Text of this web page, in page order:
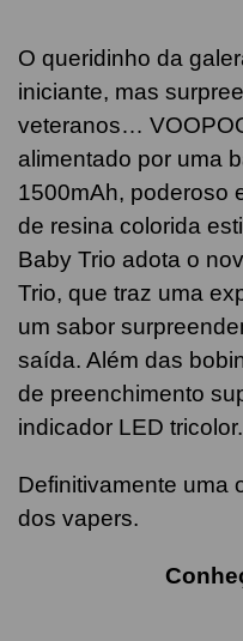
O queridinho da
iniciante, mas
veteranos…
alimentado por uma
1500mAh, poderoso
de resina colorida
Baby Trio adota o
Trio, que traz uma
um sabor
saída. Além das
de preenchimento
indicador LED tricolor.
Definitivamente uma
dos vapers.